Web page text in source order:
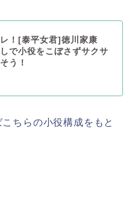
！[泰平女君]徳川家康
で小役をこぼさずサクサ
う！
ちらの小役構成をもと